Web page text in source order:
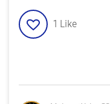
1 Like